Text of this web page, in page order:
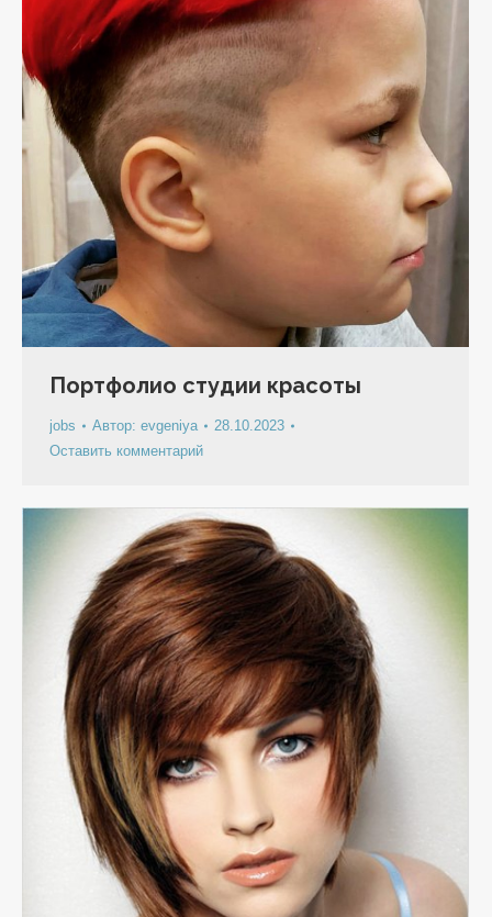
Портфолио студии красоты
jobs Автор: evgeniya
28.10.2023
Оставить комментарий